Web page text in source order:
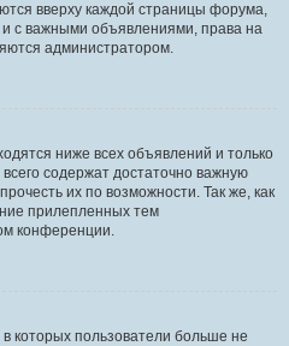
вверху каждой страницы форума,
и с важными объявлениями, права на
администратором.
ниже всех объявлений и только
содержат достаточно важную
их по возможности. Так же, как
прилепленных тем
конференции.
которых пользователи больше не